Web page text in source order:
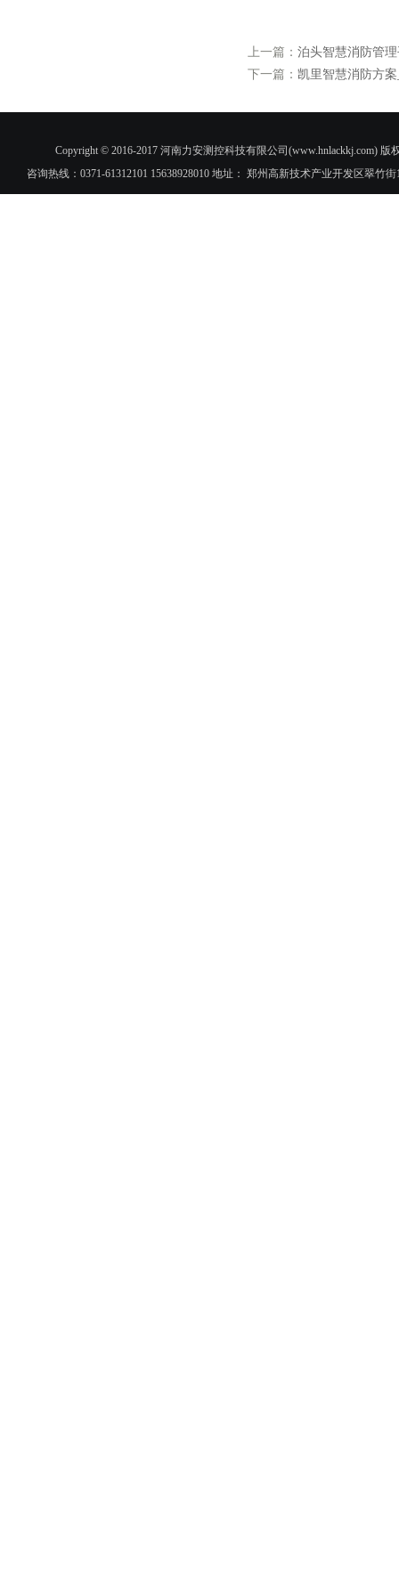
上一篇： 泊头智慧消防管
下一篇： 凯里智慧消防方
Copyright © 2016-2017 河南力安测控科技有限公司(www.hnlackkj.com)
咨询热线：0371-61312101 15638928010 地址： 郑州高新技术产业开发区翠竹